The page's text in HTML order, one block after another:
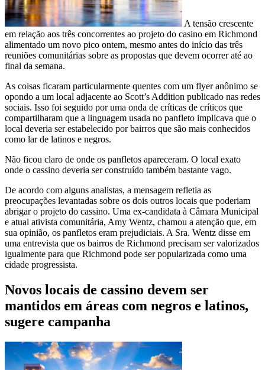
A tensão crescente
em relação aos três concorrentes ao projeto do casino em Richmond
alimentado um novo pico ontem, mesmo antes do início das três
reuniões comunitárias sobre as propostas que devem ocorrer até ao
final da semana.
As coisas ficaram particularmente quentes com um flyer anônimo se
opondo a um local adjacente ao Scott’s Addition publicado nas redes
sociais. Isso foi seguido por uma onda de críticas de críticos que
compartilharam que a linguagem usada no panfleto implicava que o
local deveria ser estabelecido por bairros que são mais conhecidos
como lar de latinos e negros.
Não ficou claro de onde os panfletos apareceram. O local exato
onde o cassino deveria ser construído também bastante vago.
De acordo com alguns analistas, a mensagem refletia as
preocupações levantadas sobre os dois outros locais que poderiam
abrigar o projeto do cassino. Uma ex-candidata à Câmara Municipal
e atual ativista comunitária, Amy Wentz, chamou a atenção que, em
sua opinião, os panfletos eram prejudiciais. A Sra. Wentz disse em
uma entrevista que os bairros de Richmond precisam ser valorizados
igualmente para que Richmond pode ser popularizada como uma
cidade progressista.
Novos locais de cassino devem ser
mantidos em áreas com negros e latinos,
sugere campanha